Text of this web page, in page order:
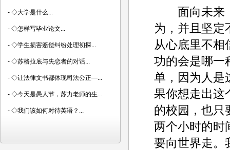
面向未来，
为，并且坚定
从心底里不相
功的会是哪一
单，因为人是
果你想走出这
的校园，也只
两个小时的时
要向世界走。
- ◇大学是什么...
- ◇怎样写毕业论文...
- ◇学生损害赔偿纠纷处理初探...
- ◇苏格拉底与失恋者的对话...
- ◇让法律文书都体现司法公正—...
- ◇今天是愚人节，苏力老师的生...
- ◇我们该如何对待英语？...